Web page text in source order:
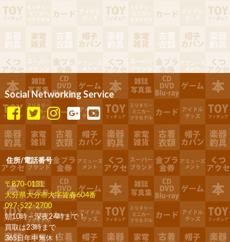
Social Networking Service
住所/電話番号
〒870-0131
大分県大分市大字皆春604番
097-522-2700
朝10時～深夜24時まで！
買取は23時まで
365日年中無休！